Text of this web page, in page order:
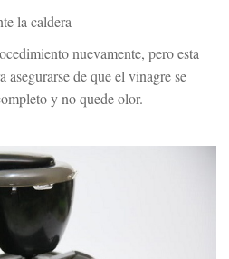
la caldera
nuevamente, pero esta
asegurarse de que el vinagre se
y no quede olor.